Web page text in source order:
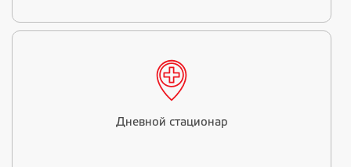
Дневной стационар